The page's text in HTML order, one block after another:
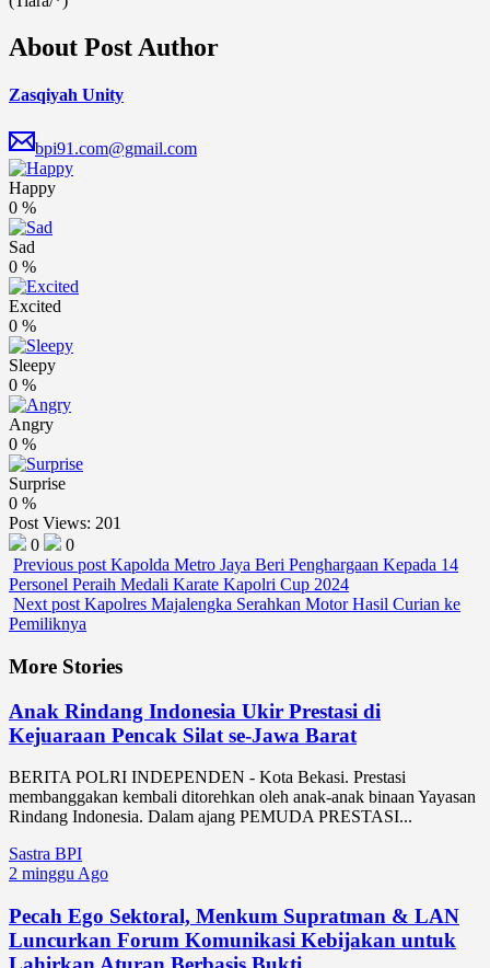
About Post Author
Zasqiyah Unity
bpi91.com@gmail.com
Happy
0 %
Sad
0 %
Excited
0 %
Sleepy
0 %
Angry
0 %
Surprise
0 %
Post Views: 201
0
0
Previous post Kapolda Metro Jaya Beri Penghargaan Kepada 14
Personel Peraih Medali Karate Kapolri Cup 2024
Next post Kapolres Majalengka Serahkan Motor Hasil Curian ke
Pemiliknya
More Stories
Anak Rindang Indonesia Ukir Prestasi di
Kejuaraan Pencak Silat se-Jawa Barat
BERITA POLRI INDEPENDEN - Kota Bekasi. Prestasi
membanggakan kembali ditorehkan oleh anak-anak binaan Yayasan
Rindang Indonesia. Dalam ajang PEMUDA PRESTASI...
Sastra BPI
2 minggu Ago
Pecah Ego Sektoral, Menkum Supratman & LAN
Luncurkan Forum Komunikasi Kebijakan untuk